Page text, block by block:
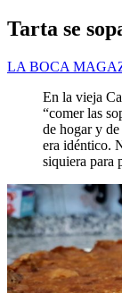
Tarta se
LA BOCA
En la vieja
“comer las
de hogar y
era idéntico.
siquiera para